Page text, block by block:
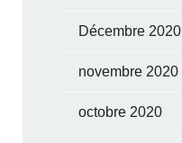
Décembre 2020
novembre 2020
octobre 2020